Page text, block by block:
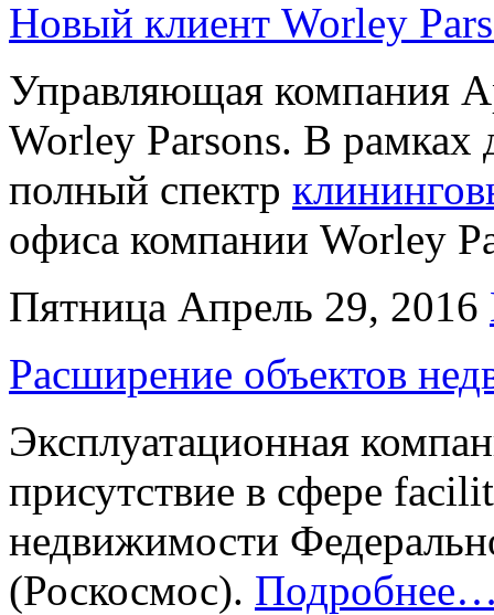
Новый клиент Worley
Управляющая компания
Worley Parsons. В рамках
полный спектр
офиса компании Worley
Пятница Апрель 29, 2016
Расширение объектов
Эксплуатационная
присутствие в сфере
недвижимости
(Роскосмос).